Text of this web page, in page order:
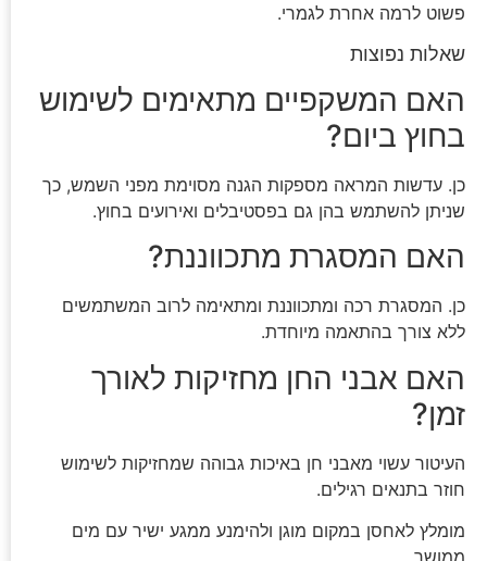
פשוט לרמה אחרת לגמרי.
שאלות נפוצות
האם המשקפיים מתאימים לשימוש
בחוץ ביום?
כן. עדשות המראה מספקות הגנה מסוימת מפני השמש, כך
שניתן להשתמש בהן גם בפסטיבלים ואירועים בחוץ.
האם המסגרת מתכווננת?
כן. המסגרת רכה ומתכווננת ומתאימה לרוב המשתמשים
ללא צורך בהתאמה מיוחדת.
האם אבני החן מחזיקות לאורך
זמן?
העיטור עשוי מאבני חן באיכות גבוהה שמחזיקות לשימוש
חוזר בתנאים רגילים.
מומלץ לאחסן במקום מוגן ולהימנע ממגע ישיר עם מים
ממושך.